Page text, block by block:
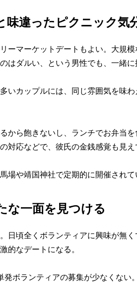
味違ったピクニック気
ーマーケットデートもよい。大規
はダルい、という男性でも、一緒に
いカップルには、同じ雰囲気を味わ
から飽きないし、ランチでお弁当
対応などで、彼氏の金銭感覚も見え
場や靖国神社で定期的に開催されて
な一面を見つける
日頃全くボランティアに興味が無
的なデートになる。
ボランティアの募集が少なくない